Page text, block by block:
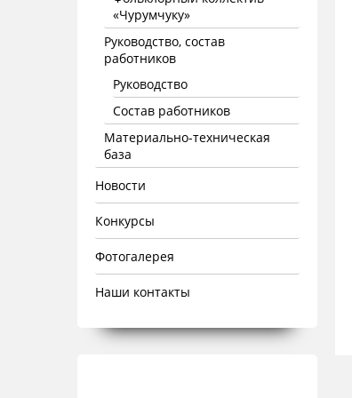
«Чурумчуку»
Руководство, состав
работников
Руководство
Состав работников
Материально-техническая
база
Новости
Конкурсы
Фотогалерея
Наши контакты